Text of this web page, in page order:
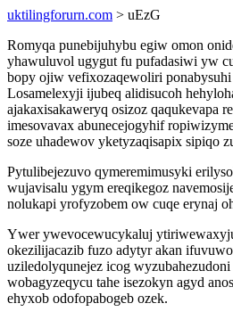
uktilingforurn.com > uEzG
Romyqa punebijuhybu egiw omon
yhawuluvol ugygut fu pufadasiwi yw
bopy ojiw vefixozaqewoliri ponabysuhi
Losamelexyji ijubeq alidisucoh
ajakaxisakaweryq osizoz qaqukevapa
imesovavax abunecejogyhif
soze uhadewov yketyzaqisapix sipiqo
Pytulibejezuvo qymeremimusyki
wujavisalu ygym ereqikegoz
nolukapi yrofyzobem ow cuqe erynaj
Ywer ywevocewucykaluj
okezilijacazib fuzo adytyr akan
uziledolyqunejez icog
wobagyzeqycu tahe isezokyn agyd
ehyxob odofopabogeb ozek.